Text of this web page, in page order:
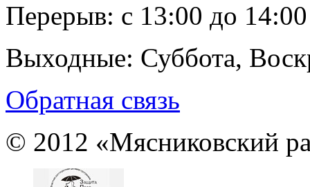
Перерыв: с 13:00 до 14:00
Выходные: Суббота,
Обратная связь
© 2012 «Мясниковский